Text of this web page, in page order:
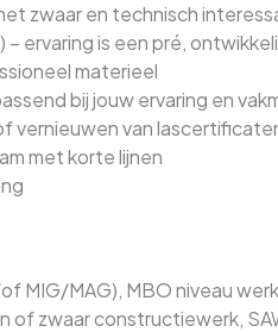
zwaar en technisch
ervaring is een pré,
materieel
bij jouw ervaring en
vernieuwen van
met korte lijnen
MIG/MAG), MBO niveau
of zwaar constructiewerk,